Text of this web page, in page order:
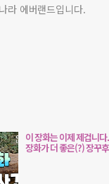
라 에버랜드입니다.
이 장화는 이제 제겁니
장화가 더 좋은(?) 장꾸